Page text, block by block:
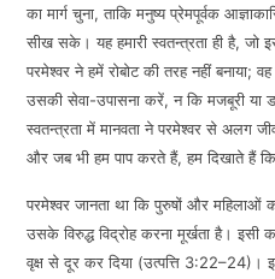
का मार्ग चुना, ताकि मनुष्य प्रेमपूर्वक
सीख सके। यह हमारी स्वतन्त्रता ही है, जो
परमेश्वर ने हमें रोबोट की तरह नहीं बनाया;
उसकी सेवा-उपासना करें, न कि मजबूरी
स्वतन्त्रता में मानवता ने परमेश्वर से अलग
और जब भी हम पाप करते हैं, हम दिखाते हैं
परमेश्वर जानता था कि पुरुषों और महिलाओं
उसके विरुद्ध विद्रोह करना मूर्खता है।
वृक्ष से दूर कर दिया (उत्पत्ति 3:22–24)।